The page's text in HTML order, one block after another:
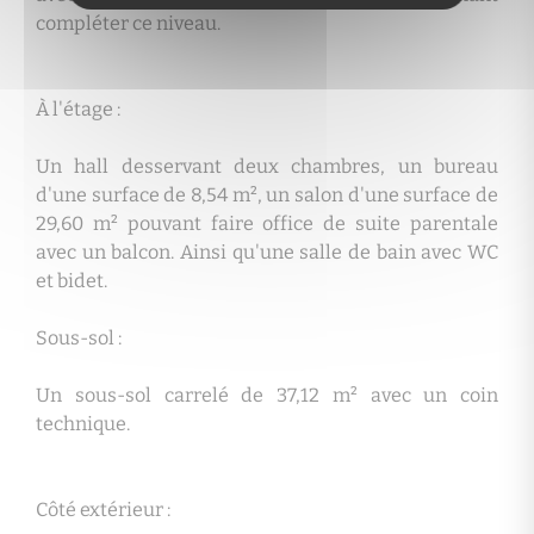
compléter ce niveau.
À l'étage :
Un hall desservant deux chambres, un bureau
d'une surface de 8,54 m², un salon d'une surface de
29,60 m² pouvant faire office de suite parentale
avec un balcon. Ainsi qu'une salle de bain avec WC
et bidet.
Sous-sol :
Un sous-sol carrelé de 37,12 m² avec un coin
technique.
Côté extérieur :